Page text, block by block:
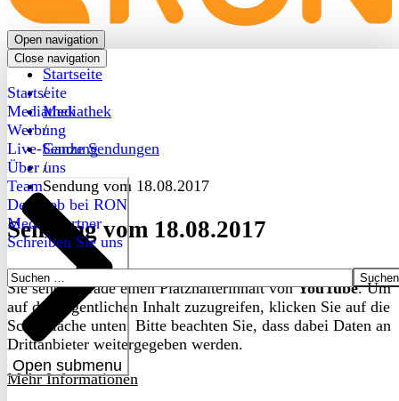
Open navigation
Close navigation
Startseite
Mediathek
Werbung
Live-Sendung
Über uns
Open submenu
Team
Dein Job bei RON
Medienpartner
Schreiben Sie uns
Suchen
nach:
Startseite
/
Mediathek
/
Ganze Sendungen
/
Sendung vom 18.08.2017
Sendung vom 18.08.2017
Sie sehen gerade einen Platzhalterinhalt vonYouTube. Um
auf den eigentlichen Inhalt zuzugreifen, klicken Sie auf die
Schaltfläche unten. Bitte beachten Sie, dass dabei Daten an
Drittanbieter weitergegeben werden.
Mehr Informationen